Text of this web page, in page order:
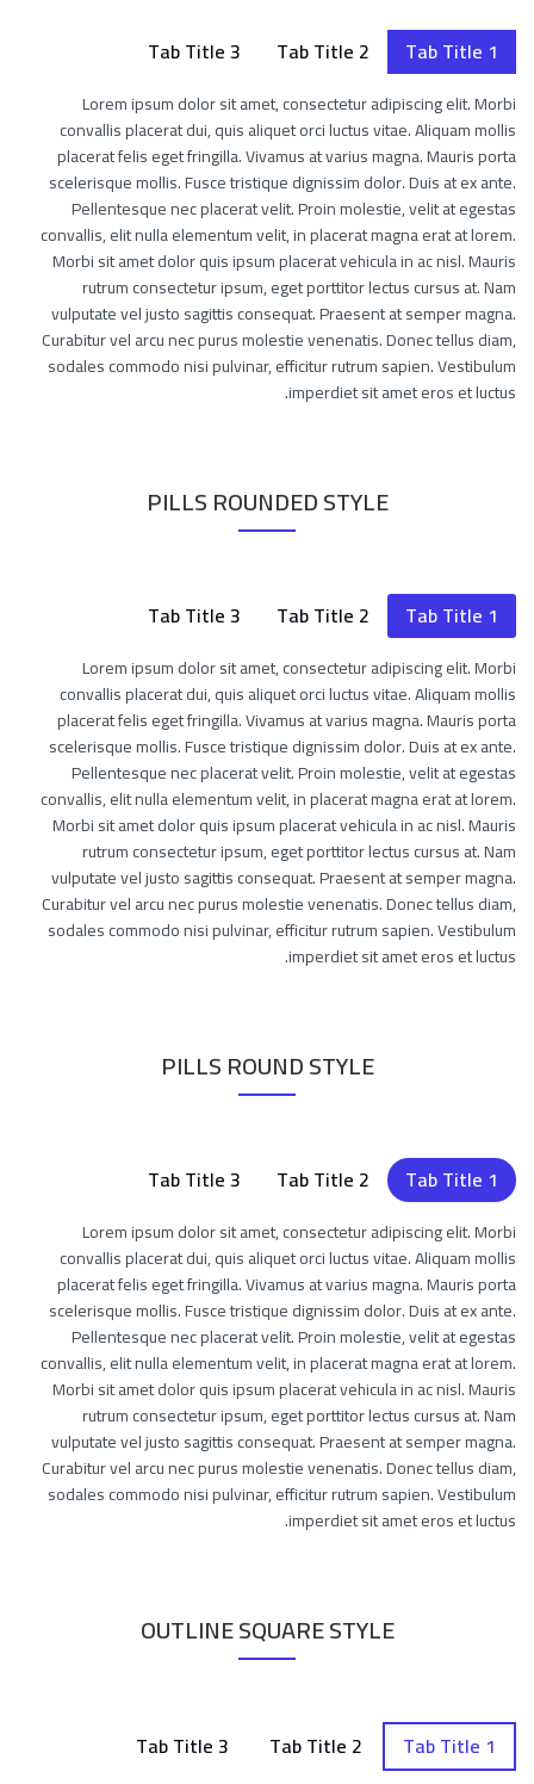
Tab Title 1
Tab Title 2
Tab Title 3
Lorem ipsum dolor sit amet, consectetur adipiscing elit. Morbi
convallis placerat dui, quis aliquet orci luctus vitae. Aliquam mollis
placerat felis eget fringilla. Vivamus at varius magna. Mauris porta
scelerisque mollis. Fusce tristique dignissim dolor. Duis at ex ante.
Pellentesque nec placerat velit. Proin molestie, velit at egestas
convallis, elit nulla elementum velit, in placerat magna erat at lorem.
Morbi sit amet dolor quis ipsum placerat vehicula in ac nisl. Mauris
rutrum consectetur ipsum, eget porttitor lectus cursus at. Nam
vulputate vel justo sagittis consequat. Praesent at semper magna.
Curabitur vel arcu nec purus molestie venenatis. Donec tellus diam,
sodales commodo nisi pulvinar, efficitur rutrum sapien. Vestibulum
imperdiet sit amet eros et luctus.
PILLS ROUNDED STYLE
Tab Title 1
Tab Title 2
Tab Title 3
Lorem ipsum dolor sit amet, consectetur adipiscing elit. Morbi
convallis placerat dui, quis aliquet orci luctus vitae. Aliquam mollis
placerat felis eget fringilla. Vivamus at varius magna. Mauris porta
scelerisque mollis. Fusce tristique dignissim dolor. Duis at ex ante.
Pellentesque nec placerat velit. Proin molestie, velit at egestas
convallis, elit nulla elementum velit, in placerat magna erat at lorem.
Morbi sit amet dolor quis ipsum placerat vehicula in ac nisl. Mauris
rutrum consectetur ipsum, eget porttitor lectus cursus at. Nam
vulputate vel justo sagittis consequat. Praesent at semper magna.
Curabitur vel arcu nec purus molestie venenatis. Donec tellus diam,
sodales commodo nisi pulvinar, efficitur rutrum sapien. Vestibulum
imperdiet sit amet eros et luctus.
PILLS ROUND STYLE
Tab Title 1
Tab Title 2
Tab Title 3
Lorem ipsum dolor sit amet, consectetur adipiscing elit. Morbi
convallis placerat dui, quis aliquet orci luctus vitae. Aliquam mollis
placerat felis eget fringilla. Vivamus at varius magna. Mauris porta
scelerisque mollis. Fusce tristique dignissim dolor. Duis at ex ante.
Pellentesque nec placerat velit. Proin molestie, velit at egestas
convallis, elit nulla elementum velit, in placerat magna erat at lorem.
Morbi sit amet dolor quis ipsum placerat vehicula in ac nisl. Mauris
rutrum consectetur ipsum, eget porttitor lectus cursus at. Nam
vulputate vel justo sagittis consequat. Praesent at semper magna.
Curabitur vel arcu nec purus molestie venenatis. Donec tellus diam,
sodales commodo nisi pulvinar, efficitur rutrum sapien. Vestibulum
imperdiet sit amet eros et luctus.
OUTLINE SQUARE STYLE
Tab Title 1
Tab Title 2
Tab Title 3